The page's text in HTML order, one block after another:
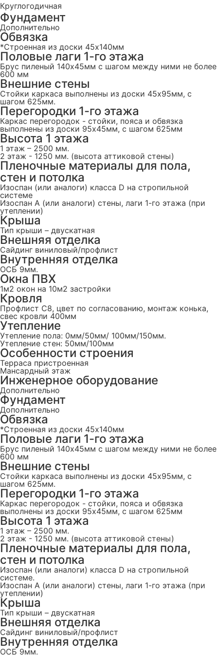
Круглогодичная
Фундамент
Дополнительно
Обвязка
*Строенная из доски 45х140мм
Половые лаги 1-го этажа
Брус пиленый 140x45мм с шагом между ними не более
600 мм
Внешние стены
Стойки каркаса выполнены из доски 45х95мм, с
шагом 625мм.
Перегородки 1-го этажа
Каркас перегородок - стойки, пояса и обвязка
выполнены из доски 95х45мм, с шагом 625мм
Высота 1 этажа
1 этаж – 2500 мм.
2 этаж - 1250 мм. (высота аттиковой стены)
Пленочные материалы для пола,
стен и потолка
Изоспан (или аналоги) класса D на стропильной
системе
Изоспан А (или аналоги) стены, лаги 1-го этажа (при
утеплении)
Крыша
Тип крыши – двускатная
Внешняя отделка
Сайдинг виниловый/профлист
Внутренняя отделка
ОСБ 9мм.
Окна ПВХ
1м2 окон на 10м2 застройки
Кровля
Профлист С8, цвет по согласованию, монтаж конька,
свес кровли 400мм
Утепление
Утепление пола: 0мм/50мм/ 100мм/150мм.
Утепление стен: 50мм/100мм
Особенности строения
Терраса пристроенная
Мансардный этаж
Инженерное оборудование
Дополнительно
Фундамент
Дополнительно
Обвязка
*Строенная из доски 45х140мм
Половые лаги 1-го этажа
Брус пиленый 140x45мм с шагом между ними не более
600 мм
Внешние стены
Стойки каркаса выполнены из доски 45х95мм, с
шагом 625мм.
Перегородки 1-го этажа
Каркас перегородок - стойки, пояса и обвязка
выполнены из доски 95х45мм, с шагом 625мм
Высота 1 этажа
1 этаж – 2500 мм.
2 этаж - 1250 мм. (высота аттиковой стены)
Пленочные материалы для пола,
стен и потолка
Изоспан (или аналоги) класса D на стропильной
системе.
Изоспан А (или аналоги) стены, лаги 1-го этажа (при
утеплении)
Крыша
Тип крыши – двускатная
Внешняя отделка
Сайдинг виниловый/профлист
Внутренняя отделка
ОСБ 9мм.